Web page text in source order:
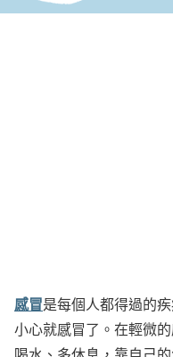
感冒是每個人都得過的
小心就感冒了。在輕微